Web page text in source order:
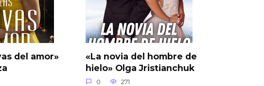
del amor»
«La novia del hombre de
hielo» Olga Jristianchuk
0 271